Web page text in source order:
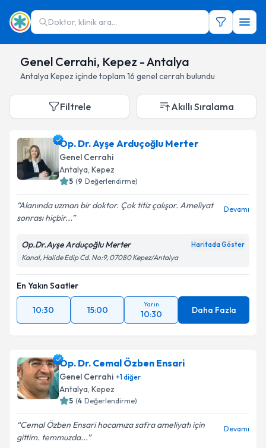
Doktor, klinik ara...
Genel Cerrahi, Kepez - Antalya
Antalya Kepez içinde toplam 16 genel cerrah bulundu
Filtrele Akıllı Sıralama
Op. Dr. Ayşe Arduçoğlu Merter
Genel Cerrahi
Antalya, Kepez
5 (9 Değerlendirme)
Alanında uzman bir doktor. Çok titiz çalışor. Ameliyat
sonrası hiçbir...
Devamı
Op.Dr.Ayşe Arduçoğlu Merter Haritada Göster
Kanal, Halide Edip Cd. No:9, 07080 Kepez/Antalya
En Yakın Saatler
10:30 15:00
Yarın
10:30 Daha Fazla
Op. Dr. Cemal Özben Ensari
Genel Cerrahi +1diğer
Antalya, Kepez
5 (4 Değerlendirme)
Cemal Özben Ensari hocamıza safra ameliyatı için
gittim. temmuzda...
Devamı